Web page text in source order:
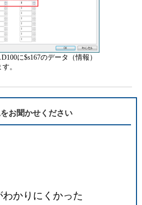
に$s167のデータ（情報）
。
お聞かせください
かりにくかった